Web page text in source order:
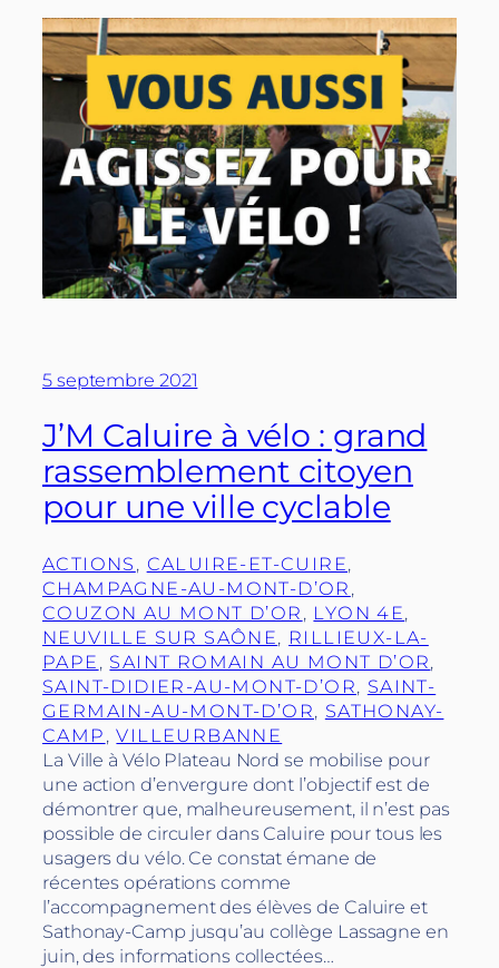
5 septembre 2021
J’M Caluire à vélo : grand
rassemblement citoyen
pour une ville cyclable
ACTIONS , CALUIRE-ET-CUIRE
CHAMPAGNE-AU-MONT-D’OR
COUZON AU MONT D’OR , LYON 4E
NEUVILLE SUR SAÔNE, RILLIEUX-LA-
PAPE , SAINT ROMAIN AU MONT D’OR
SAINT-DIDIER-AU-MONT-D’OR, SAINT-
GERMAIN-AU-MONT-D’OR, SATHONAY-
CAMP , VILLEURBANNE
La Ville à Vélo Plateau Nord se mobilise pour
une action d’envergure dont l’objectif est de
démontrer que, malheureusement, il n’est pas
possible de circuler dans Caluire pour tous les
usagers du vélo. Ce constat émane de
récentes opérations comme
l’accompagnement des élèves de Caluire et
Sathonay-Camp jusqu’au collège Lassagne en
juin, des informations collectées…